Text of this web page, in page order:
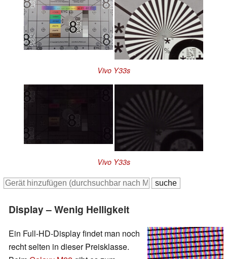
Vivo Y33s
Vivo Y33s
Display – Wenig Helligkeit
Ein Full-HD-Display findet man noch
recht selten in dieser Preisklasse.